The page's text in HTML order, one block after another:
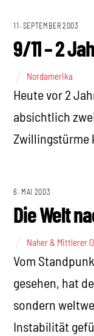
11. SEPTEMBER 2003
9/11 – 2
Nordamerika
Heute vor 2
absichtlich
6. MAI 2003
Die Welt
Naher & Mittlerer
Vom
gesehen, hat
sondern
Instabilität